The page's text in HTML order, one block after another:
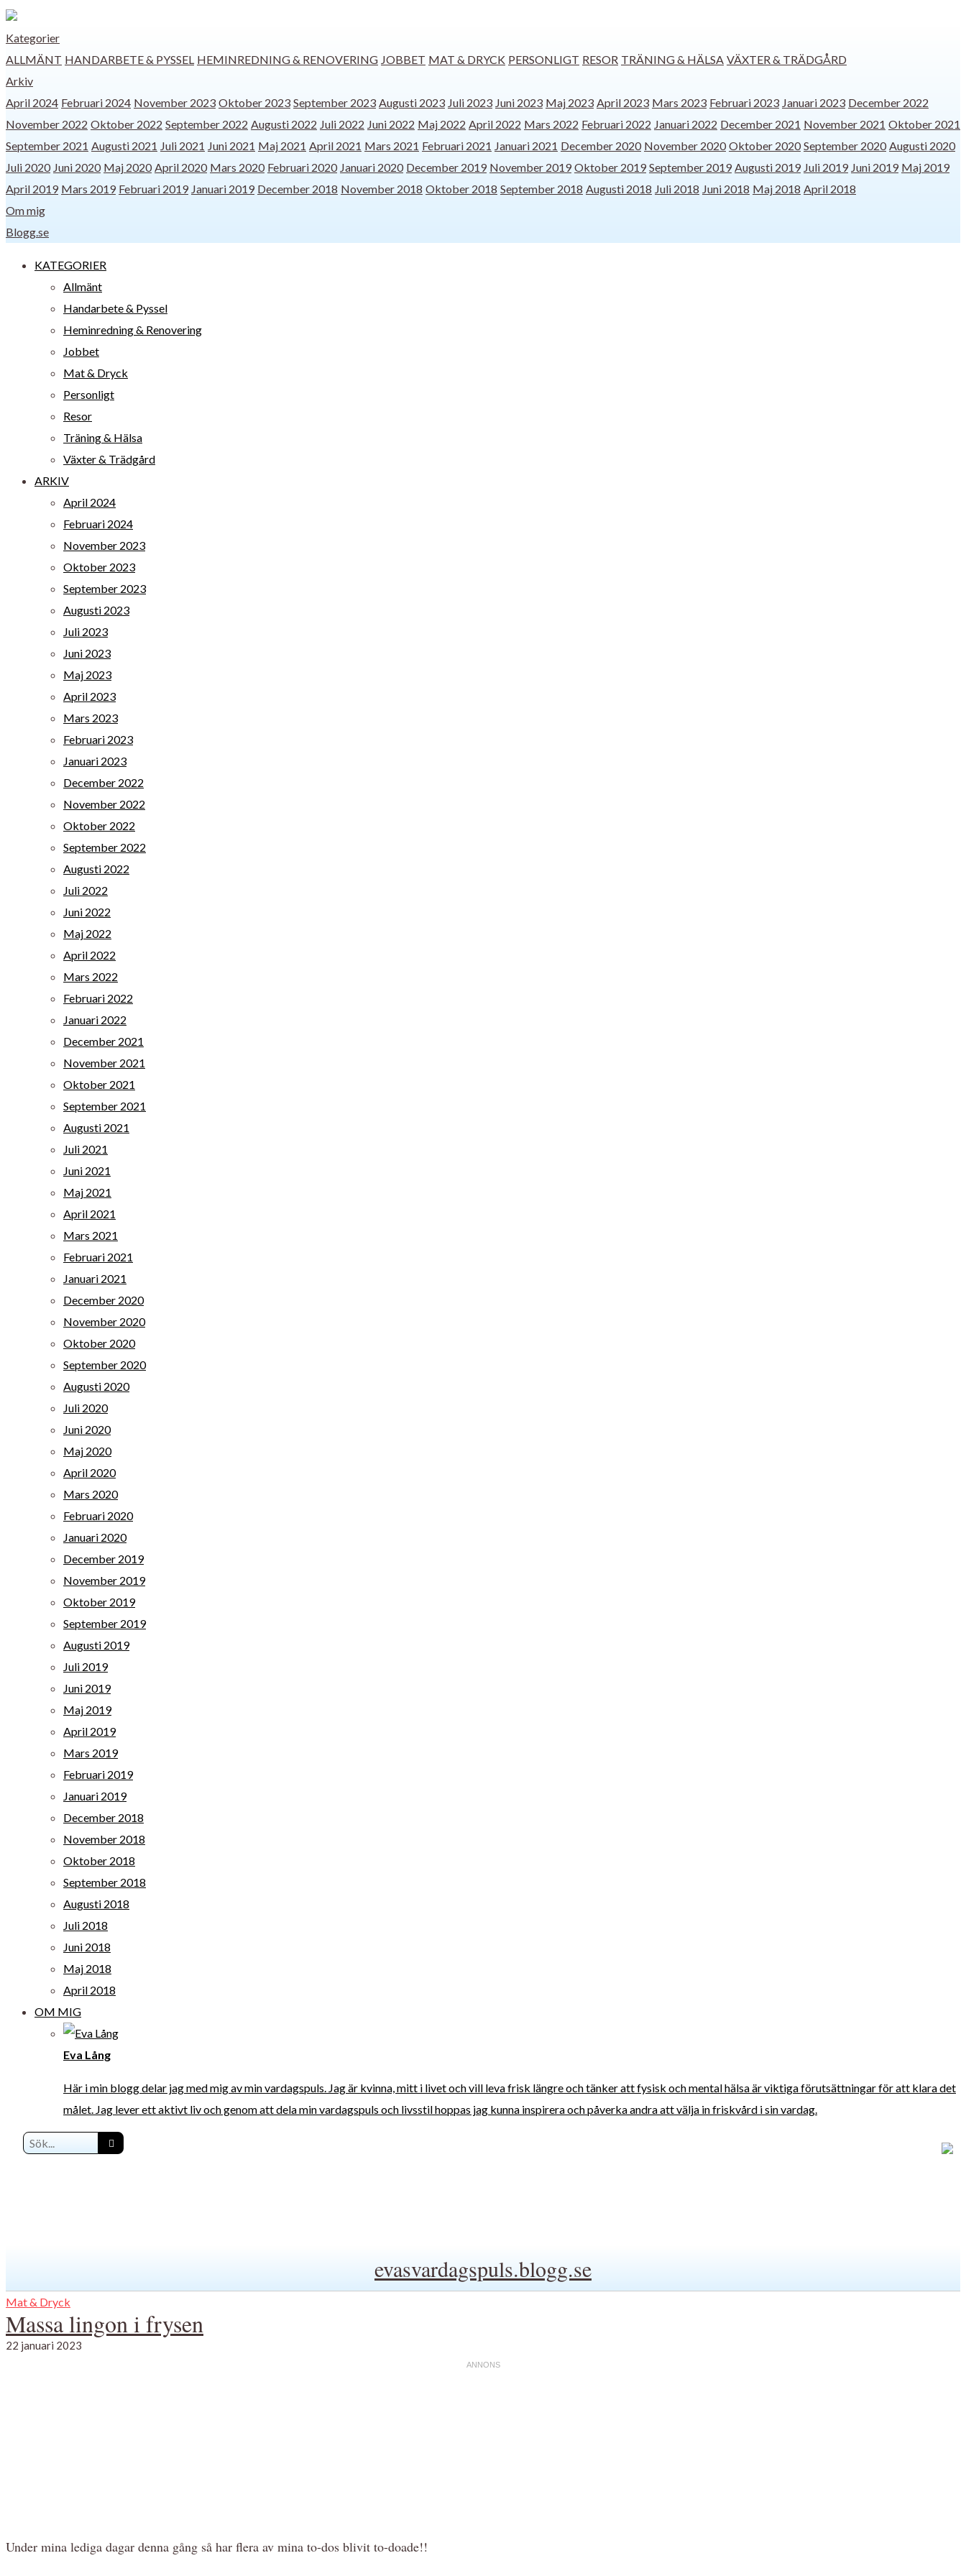
Kategorier
ALLMÄNT HANDARBETE & PYSSEL HEMINREDNING & RENOVERING JOBBET MAT & DRYCK PERSONLIGT RESOR TRÄNING & HÄLSA VÄXTER & TRÄDGÅRD
Arkiv
April 2024 Februari 2024 November 2023 Oktober 2023 September 2023 Augusti 2023 Juli 2023 Juni 2023 Maj 2023 April 2023 Mars 2023 Februari 2023 Januari 2023 December 2022
November 2022 Oktober 2022 September 2022 Augusti 2022 Juli 2022 Juni 2022 Maj 2022 April 2022 Mars 2022 Februari 2022 Januari 2022 December 2021 November 2021 Oktober 2021
September 2021 Augusti 2021 Juli 2021 Juni 2021 Maj 2021 April 2021 Mars 2021 Februari 2021 Januari 2021 December 2020 November 2020 Oktober 2020 September 2020 Augusti 2020
Juli 2020 Juni 2020 Maj 2020 April 2020 Mars 2020 Februari 2020 Januari 2020 December 2019 November 2019 Oktober 2019 September 2019 Augusti 2019 Juli 2019 Juni 2019 Maj 2019
April 2019 Mars 2019 Februari 2019 Januari 2019 December 2018 November 2018 Oktober 2018 September 2018 Augusti 2018 Juli 2018 Juni 2018 Maj 2018 April 2018
Om mig
Blogg.se
KATEGORIER
Allmänt
Handarbete & Pyssel
Heminredning & Renovering
Jobbet
Mat & Dryck
Personligt
Resor
Träning & Hälsa
Växter & Trädgård
ARKIV
April 2024
Februari 2024
November 2023
Oktober 2023
September 2023
Augusti 2023
Juli 2023
Juni 2023
Maj 2023
April 2023
Mars 2023
Februari 2023
Januari 2023
December 2022
November 2022
Oktober 2022
September 2022
Augusti 2022
Juli 2022
Juni 2022
Maj 2022
April 2022
Mars 2022
Februari 2022
Januari 2022
December 2021
November 2021
Oktober 2021
September 2021
Augusti 2021
Juli 2021
Juni 2021
Maj 2021
April 2021
Mars 2021
Februari 2021
Januari 2021
December 2020
November 2020
Oktober 2020
September 2020
Augusti 2020
Juli 2020
Juni 2020
Maj 2020
April 2020
Mars 2020
Februari 2020
Januari 2020
December 2019
November 2019
Oktober 2019
September 2019
Augusti 2019
Juli 2019
Juni 2019
Maj 2019
April 2019
Mars 2019
Februari 2019
Januari 2019
December 2018
November 2018
Oktober 2018
September 2018
Augusti 2018
Juli 2018
Juni 2018
Maj 2018
April 2018
OM MIG
Eva Lång
Här i min blogg delar jag med mig av min vardagspuls. Jag är kvinna, mitt i livet och vill leva frisk längre och tänker att fysisk och mental hälsa är viktiga förutsättningar för att klara det
målet. Jag lever ett aktivt liv och genom att dela min vardagspuls och livsstil hoppas jag kunna inspirera och påverka andra att välja in friskvård i sin vardag.
evasvardagspuls.blogg.se
Mat & Dryck
Massa lingon i frysen
22 januari 2023
Under mina lediga dagar denna gång så har flera av mina to-dos blivit to-doade!!